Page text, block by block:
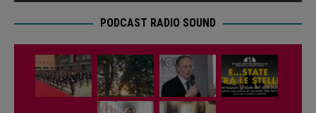
PODCAST RADIO SOUND